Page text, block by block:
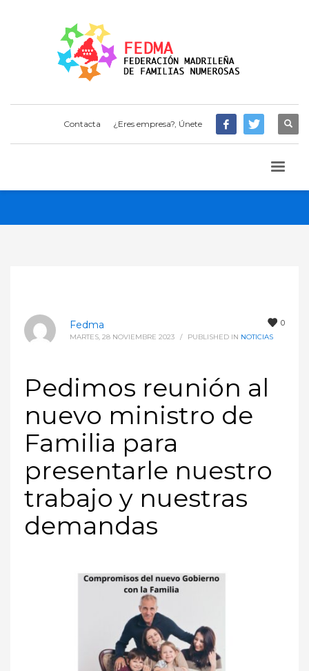
Contacta ¿Eres empresa?, Únete
0
Fedma
MARTES, 28 NOVIEMBRE 2023 / PUBLISHED IN NOTICIAS
Pedimos reunión al
nuevo ministro de
Familia para
presentarle nuestro
trabajo y nuestras
demandas